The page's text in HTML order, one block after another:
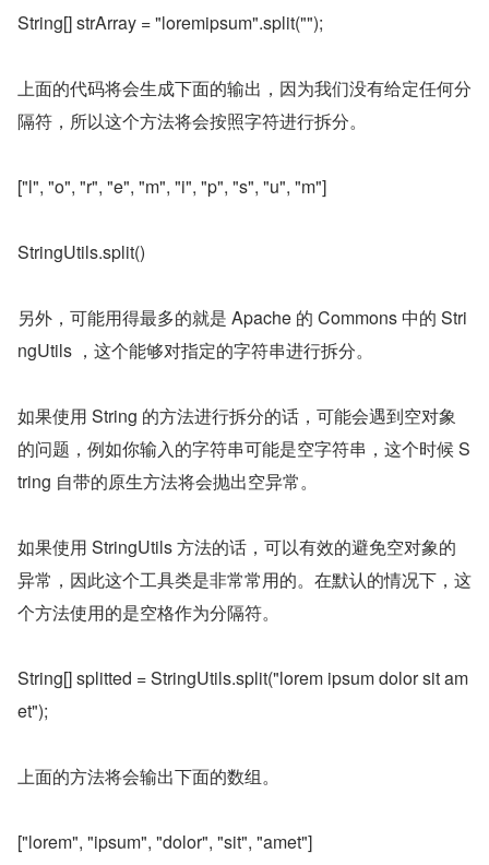
String[] strArray = "loremipsum".split("");
上面的代码将会生成下面的输出，因为我们没有给定任何分
隔符，所以这个方法将会按照字符进行拆分。
["l", "o", "r", "e", "m", "i", "p", "s", "u", "m"]
StringUtils.split()
另外，可能用得最多的就是 Apache 的 Commons 中的 Stri
ngUtils ，这个能够对指定的字符串进行拆分。
如果使用 String 的方法进行拆分的话，可能会遇到空对象
的问题，例如你输入的字符串可能是空字符串，这个时候 S
tring 自带的原生方法将会抛出空异常。
如果使用 StringUtils 方法的话，可以有效的避免空对象的
异常，因此这个工具类是非常常用的。在默认的情况下，这
个方法使用的是空格作为分隔符。
String[] splitted = StringUtils.split("lorem ipsum dolor sit am
et");
上面的方法将会输出下面的数组。
["lorem", "ipsum", "dolor", "sit", "amet"]